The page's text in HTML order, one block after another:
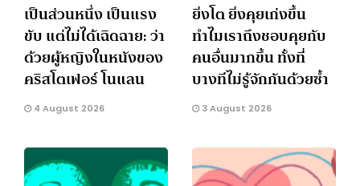
เป็นส่วนหนึ่ง เป็นแรง
ขับ แต่ไม่ได้เฉิดฉาย: ว่า
ด้วยผู้หญิงในหนังของ
คริสโตเฟอร์ โนแลน
4 August 2026
ยิ่งโต ยิ่งคุยเก่งขึ้น
ทำไมเราถึงชอบคุยกับ
คนอื่นมากขึ้น ทั้งที่
บางทีไม่รู้จักกันด้วยซ้ำ
3 August 2026